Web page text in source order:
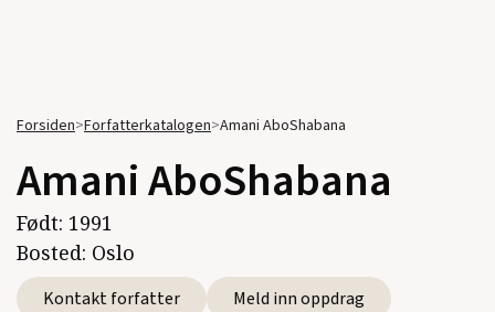
Forsiden>Forfatterkatalogen>Amani AboShabana
Amani AboShabana
Født: 1991
Bosted: Oslo
Kontakt forfatter Meld inn oppdrag